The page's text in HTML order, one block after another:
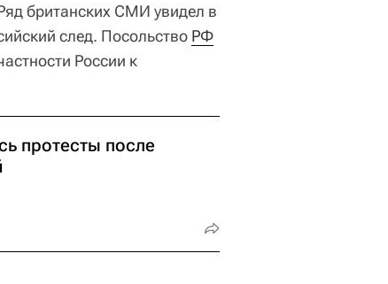
британских СМИ увидел в
след. Посольство РФ
России к
протесты после